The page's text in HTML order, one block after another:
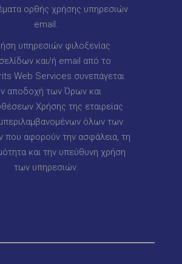
ορθής χρήσης υπηρεσιών
email.
υπηρεσιών φιλοξενίας
και/ή email από το
Web Services συνεπάγεται
αποδοχή των Όρων και
Χρήσης της εταιρείας
όλων των
που αφορούν την ασφάλεια, τη
και την υπεύθυνη χρήση
των υπηρεσιών.